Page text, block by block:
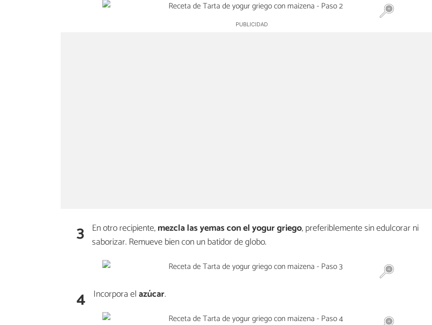
3 En otro recipiente,mezcla las yemas con elyogur griego, preferiblemente sin edulcorar ni
saborizar. Remueve bien con un batidor de globo.
4 Incorpora elazúcar.